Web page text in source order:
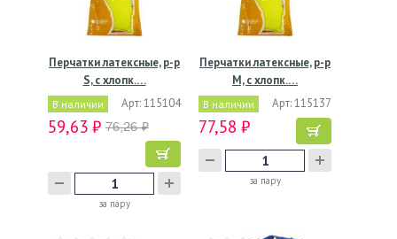
Перчатки латексные, р-р
S, с хлопк.…
В наличии Арт: 115104
59,63 ₽ 76,26 ₽
за пару
Перчатки латексные, р-р
M, с хлопк.…
В наличии Арт: 115137
77,58 ₽
за пару